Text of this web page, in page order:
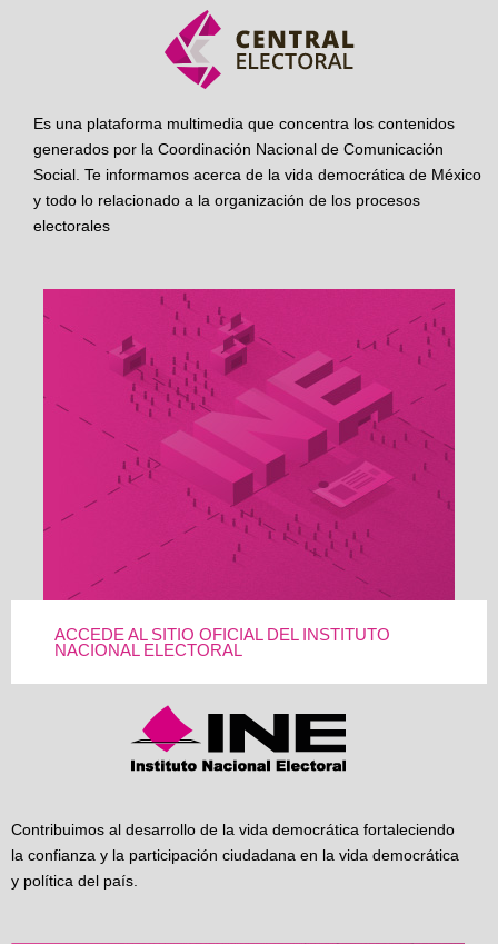
Es una plataforma multimedia que concentra los contenidos
generados por la Coordinación Nacional de Comunicación
Social. Te informamos acerca de la vida democrática de México
y todo lo relacionado a la organización de los procesos
electorales
ACCEDE AL SITIO OFICIAL DEL INSTITUTO
NACIONAL ELECTORAL
Contribuimos al desarrollo de la vida democrática fortaleciendo
la confianza y la participación ciudadana en la vida democrática
y política del país.